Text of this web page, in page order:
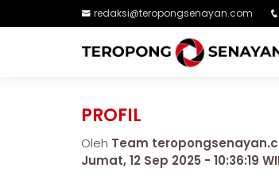
redaksi@teropongsenayan.com
PROFIL
Oleh Team
Jumat, 12 Sep 2025 - 10:36:19